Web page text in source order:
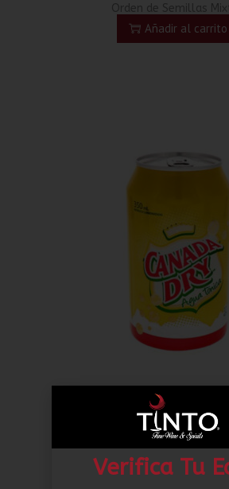
Añadir al carrito
Canada Dry Agua
Añadir al carrito
Verifica Tu